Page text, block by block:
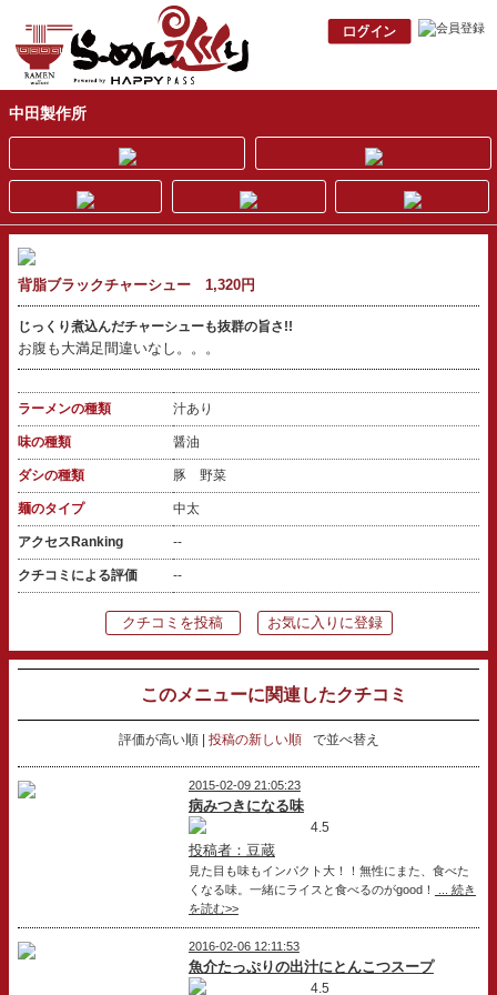
中田製作所
背脂ブラックチャーシュー 1,320円
じっくり煮込んだチャーシューも抜群の旨さ!!
お腹も大満足間違いなし。。。
ラーメンの種類 汁あり
味の種類 醤油
ダシの種類 豚 野菜
麺のタイプ 中太
アクセスRanking --
クチコミによる評価 --
クチコミを投稿 お気に入りに登録
このメニューに関連したクチコミ
評価が高い順 投稿の新しい順 で並べ替え
2015-02-09 21:05:23
病みつきになる味
4.5
投稿者：豆蔵
見た目も味もインパクト大！！無性にまた、食べた
くなる味。一緒にライスと食べるのがgood！
... 続き
を読む>>
2016-02-06 12:11:53
魚介たっぷりの出汁にとんこつスープ
4.5